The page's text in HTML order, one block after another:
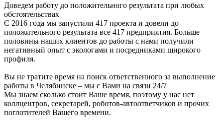
Доведем работу до положительного результата при любых
обстоятельствах
С 2016 года мы запустили 417 проекта и довели до
положительного результата все 417 предприятия. Больше
половины наших клиентов до работы с нами получили
негативный опыт с экологами и посредниками широкого
профиля.
Вы не тратите время на поиск ответственного за выполнение
работы в Челябинске – мы с Вами на связи 24/7
Мы знаем сколько стоит Ваше время, поэтому у нас нет
коллцентров, секретарей, роботов-автоответчиков и прочих
поглотителей Вашего времени.